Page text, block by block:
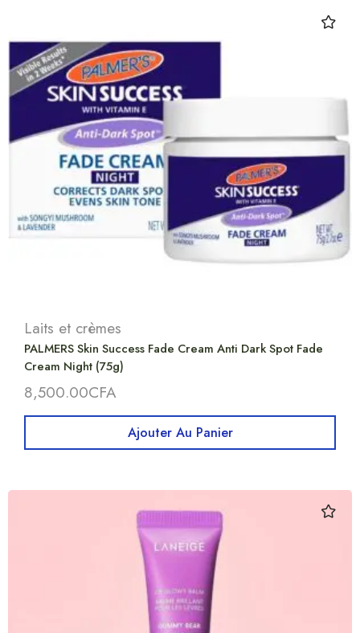
Laits et crèmes
PALMERS Skin Success Fade Cream Anti Dark Spot Fade
Cream Night (75g)
8,500.00CFA
Ajouter Au Panier